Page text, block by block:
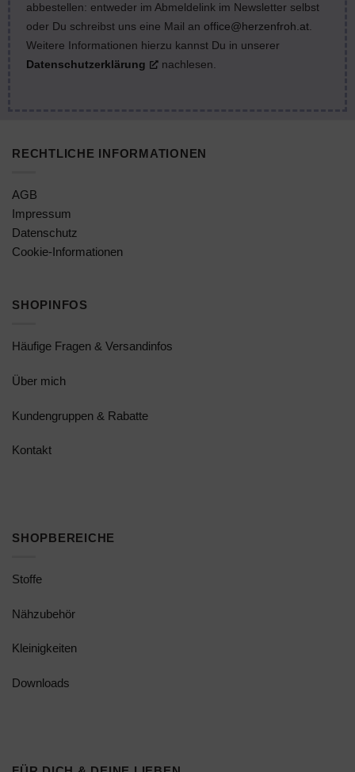
abbestellen: entweder im Abmeldelink im Newsletter selbst
oder Du schreibst uns eine Mail an office@herzenfroh.at.
Weitere Informationen hierzu kannst Du in unserer
Datenschutzerklärung
nachlesen.
RECHTLICHE INFORMATIONEN
AGB
Impressum
Datenschutz
Cookie-Informationen
SHOPINFOS
Häufige Fragen & Versandinfos
Über mich
Kundengruppen & Rabatte
Kontakt
SHOPBEREICHE
Stoffe
Nähzubehör
Kleinigkeiten
Downloads